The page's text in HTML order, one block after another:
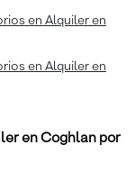
en Alquiler en
en Alquiler en
en Coghlan por